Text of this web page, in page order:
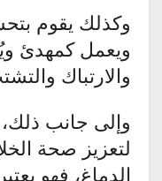
وكذلك يقوم
ويعمل كمهدئ
والارتباك
وإلى جانب
لتعزيز صحة
الدماغ، فهو